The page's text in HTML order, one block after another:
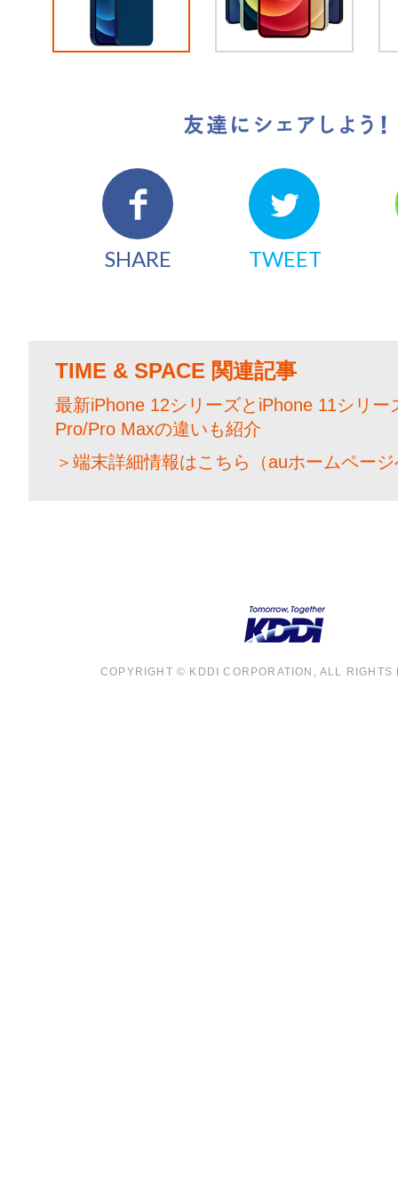
友達にシェアしよう！
SHARE TWEET
TIME & SPACE 関連記事
最新iPhone 12シリーズとiPhone 11シリー
Pro/Pro Maxの違いも紹介
＞端末詳細情報はこちら（auホームペー
COPYRIGHT © KDDI CORPORATION, ALL RIGHTS